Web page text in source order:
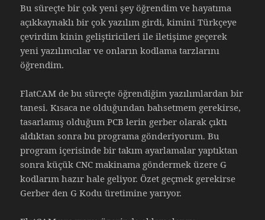
Bu süreçte bir çok yeni şey öğrendim ve hayatıma
açıkkaynaklı bir çok yazılım girdi, kimini Türkçeye
çevirdim kinin geliştiricileri ile iletişime geçerek
yeni yazılımcılar ve onların kodlama tarzlarını
öğrendim.
FlatCAM de bu süreçte öğrendiğim yazılımlardan bir
tanesi. Kısaca ne olduğundan bahsetmem gerekirse,
tasarlamış olduğum PCB lerin gerber olarak çıktı
aldıktan sonra bu programa gönderiyorum. Bu
program içerisinde bir takım ayarlamalar yaptıktan
sonra küçük CNC makinama göndermek üzere G
kodlarım hazır hale geliyor. Özet geçmek gerekirse
Gerber den G Kodu üretimine yarıyor.